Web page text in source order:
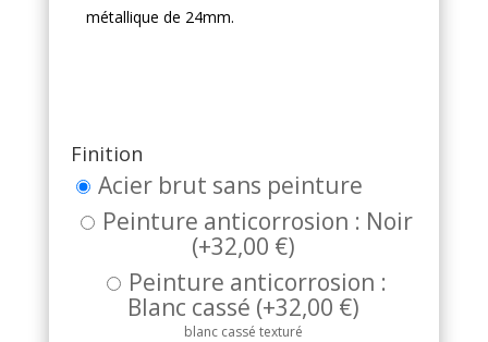
métallique de 24mm.
Finition
Acier brut sans peinture
Peinture anticorrosion : Noir
(+32,00 €)
Peinture anticorrosion :
Blanc cassé (+32,00 €)
blanc cassé texturé